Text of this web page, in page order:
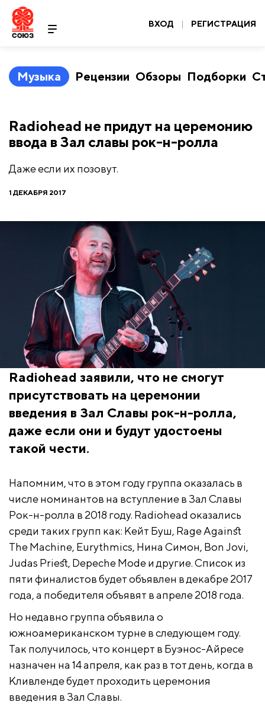
ВХОД | РЕГИСТРАЦИЯ
Музыка Рецензии Обзоры Подборки
Radiohead не придут на церемонию
ввода в Зал славы рок-н-ролла
Даже если их позовут.
1 ДЕКАБРЯ 2017
Radiohead заявили, что не смогут
присутствовать на церемонии
введения в Зал Славы рок-н-ролла,
даже если они и будут удостоены
такой чести.
Напомним, что в этом году группа оказалась в
числе номинантов на вступление в Зал Славы
Рок-н-ролла в 2018 году. Radiohead оказались
среди таких групп как: Кейт Буш, Rage Against
The Machine, Eurythmics, Нина Симон, Bon Jovi,
Judas Priest, Depeche Mode и другие. Список из
пяти финалистов будет объявлен в декабре 2017
года, а победителя объявят в апреле 2018 года.
Но недавно группа объявила о
южноамериканском турне в следующем году.
Так получилось, что концерт в Буэнос-Айресе
назначен на 14 апреля, как раз в тот день, когда в
Кливленде будет проходить церемония
введения в Зал Славы.